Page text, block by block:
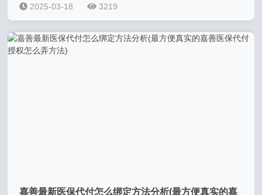
2025-03-18 3219
嘉善最新医保代付怎么绑定方法分析(最方便真实的嘉